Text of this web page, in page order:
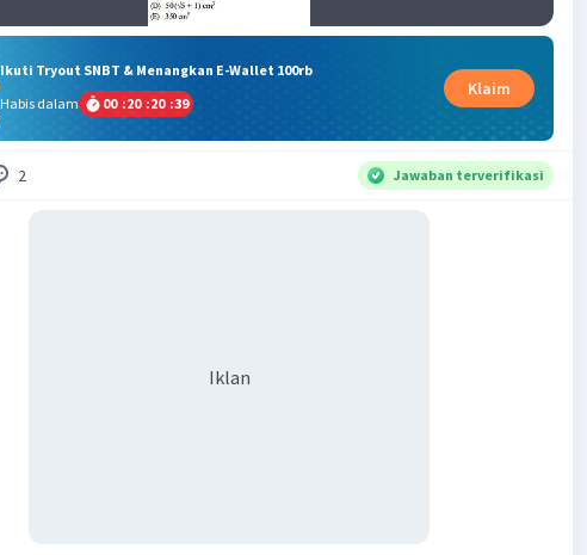
Ikuti Tryout SNBT & Menangkan E-Wallet 100rb
Habis dalam
00 :20 :20 :38
Klaim
2 Jawaban terverifikasi
Iklan